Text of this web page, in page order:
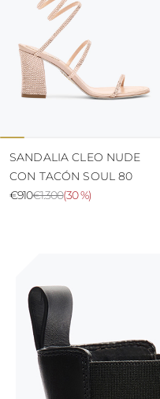
SANDALIA CLEO NUDE
CON TACÓN SOUL 80
€1.300
€910 (30 %)